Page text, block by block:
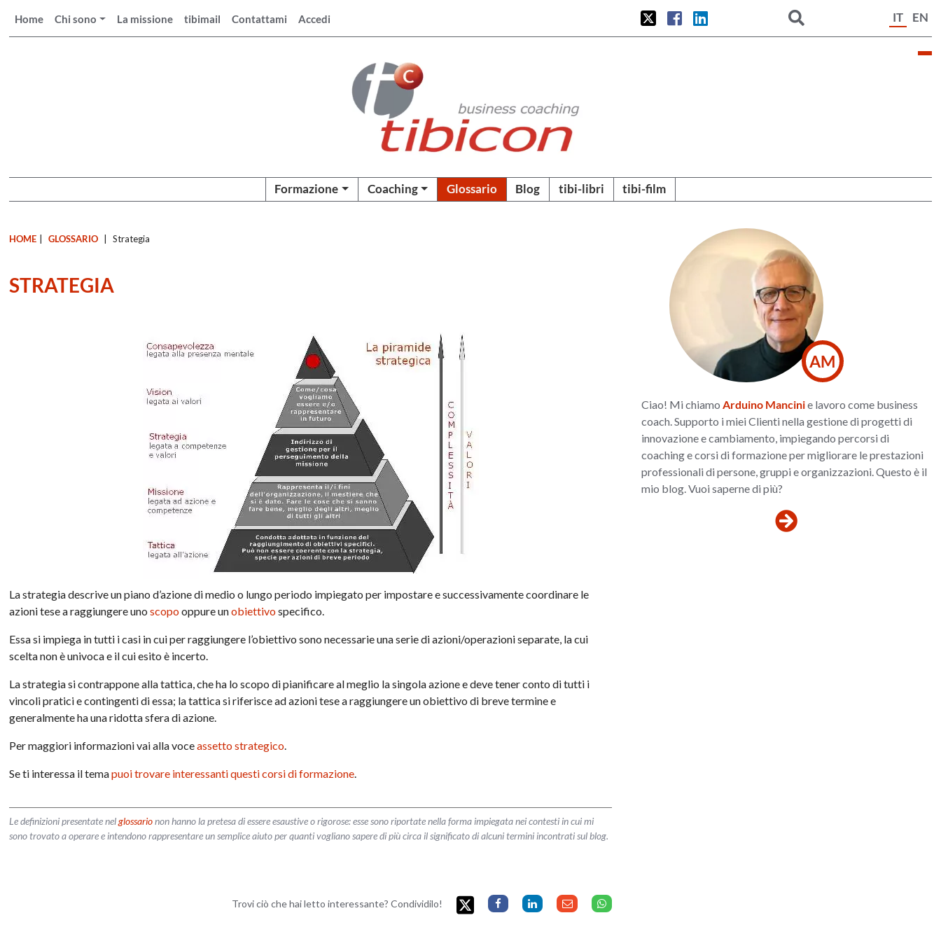
Home Chi sono La missione tibimail Contattami Accedi IT EN
Formazione Coaching Glossario Blog tibi-libri tibi-film
HOME GLOSSARIO Strategia
STRATEGIA
La strategia descrive un piano d’azione di medio o lungo periodo impiegato per impostare e successivamente coordinare le
azioni tese a raggiungere unoscopooppure unobiettivospecifico.
Essa si impiega in tutti i casi in cui per raggiungere l’obiettivo sono necessarie una serie di azioni/operazioni separate, la cui
scelta non è univoca e il cui esito è incerto.
La strategia si contrappone alla tattica, che ha lo scopo di pianificare al meglio la singola azione e deve tener conto di tutti i
vincoli pratici e contingenti di essa; la tattica si riferisce ad azioni tese a raggiungere un obiettivo di breve termine e
generalmente ha una ridotta sfera di azione.
Per maggiori informazioni vai alla voceassetto strategico.
Se ti interessa il temapuoi trovare interessanti questi corsi di formazione.
Le definizioni presentate nelglossarionon hanno la pretesa di essere esaustive o rigorose: esse sono riportate nella forma impiegata nei contesti in cui mi
sono trovato a operare e intendono rappresentare un semplice aiuto per quanti vogliano sapere di più circa il significato di alcuni termini incontrati sul blog.
Trovi ciò che hai letto interessante? Condividilo!
AM
Ciao! Mi chiamo Arduino Mancinie lavoro come business
coach. Supporto i miei Clienti nella gestione di progetti di
innovazione e cambiamento, impiegando percorsi di
coaching e corsi di formazione per migliorare le prestazioni
professionali di persone, gruppi e organizzazioni. Questo è il
mio blog. Vuoi saperne di più?